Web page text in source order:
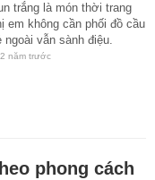
trắng là món thời trang
em không cần phối đồ cầu
ngoài vẫn sành điệu.
2 năm trước
phong cách